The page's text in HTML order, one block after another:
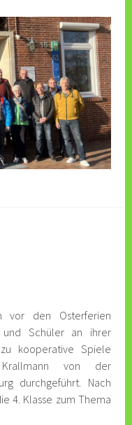
vor den Osterferien
und Schüler an ihrer
kooperative Spiele
von der
durchgeführt. Nach
4. Klasse zum Thema